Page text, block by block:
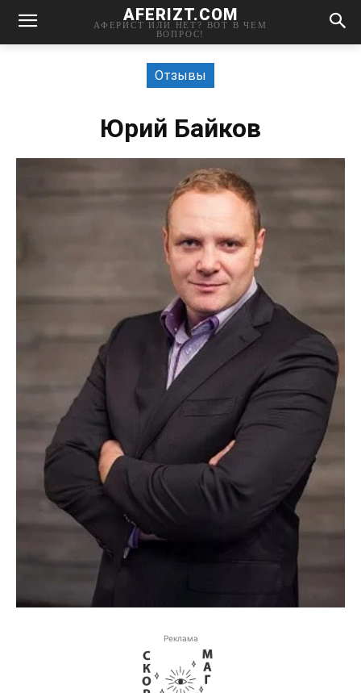
AFERIZT.COM
АФЕРИСТ ИЛИ НЕТ? ВОТ В ЧЕМ
ВОПРОС!
Отзывы
Юрий Байков
Реклама